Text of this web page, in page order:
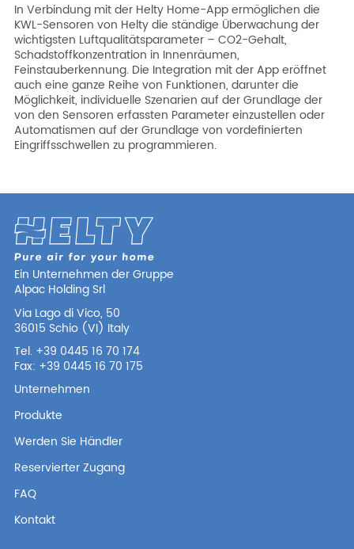
In Verbindung mit der Helty Home-App ermöglichen die
KWL-Sensoren von Helty die ständige Überwachung der
wichtigsten Luftqualitätsparameter – CO2-Gehalt,
Schadstoffkonzentration in Innenräumen,
Feinstauberkennung. Die Integration mit der App eröffnet
auch eine ganze Reihe von Funktionen, darunter die
Möglichkeit, individuelle Szenarien auf der Grundlage der
von den Sensoren erfassten Parameter einzustellen oder
Automatismen auf der Grundlage von vordefinierten
Eingriffsschwellen zu programmieren.
Ein Unternehmen der Gruppe
Alpac Holding Srl
Via Lago di Vico, 50
36015 Schio (VI) Italy
Tel. +39 0445 16 70 174
Fax: +39 0445 16 70 175
Unternehmen
Produkte
Werden Sie Händler
Reservierter Zugang
FAQ
Kontakt